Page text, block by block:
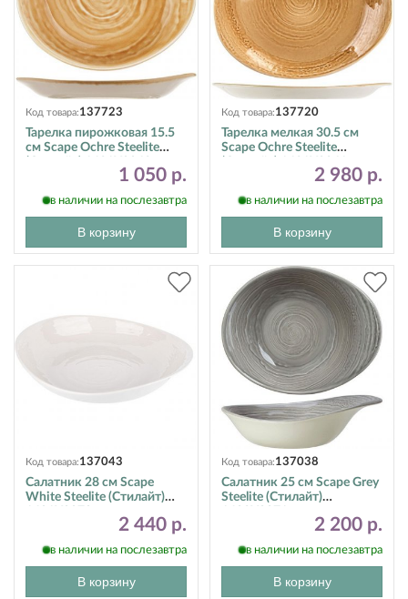
Код товара:137723
Тарелка пирожковая 15.5
см Scape Ochre Steelite
1 050 р.
в наличии на послезавтра
В корзину
Код товара:137720
Тарелка мелкая 30.5 см
Scape Ochre Steelite
2 980 р.
в наличии на послезавтра
В корзину
Код товара:137043
Салатник 28 см Scape
White Steelite (Стилайт)
2 440 р.
в наличии на послезавтра
В корзину
Код товара:137038
Салатник 25 см Scape Grey
Steelite (Стилайт)
2 200 р.
в наличии на послезавтра
В корзину